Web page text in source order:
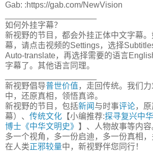
Gab: :https://gab.com/NewVision
如何外挂字幕？
新视野的节目，都会外挂正体中文字幕
幕，请点击视频的Settings，选择
Auto-translate，再选择需要的语言
字幕了。其他语言同理。
新视野倡导普世价值，走回传统。我们
中，还原真相，领悟真谛。
新视野的节目，包括新闻 与时事评论，
幕）、 传统文化 【小编推荐:探寻复兴中
博士《中华文明史》 】、人物故事等内容
多一个视角，多一份启迪，多一份真相，
在人类正邪较量中，新视野伴您同行！